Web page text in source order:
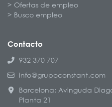
Ofertas de empleo
Busco empleo
Contacto
932 370 707
info@grupoconstant.com
Barcelona: Avinguda
Planta 21